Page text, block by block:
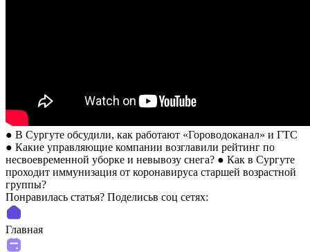
● В Сургуте обсудили, как работают «Гороводоканал» и ГТС
● Какие управляющие компании возглавили рейтинг по
несвоевременной уборке и невывозу снега? ● Как в Сургуте
проходит иммунизация от коронавируса старшей возрастной
группы?
Понравилась статья? Поделиcьв соц сетях:
Главная